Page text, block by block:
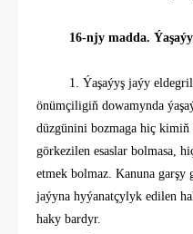
16-njy madda.
1. Ýaşaýyş jaýy
önümçiligiň dowamynda
düzgünini bozmaga hiç
görkezilen esaslar bolmasa,
etmek bolmaz. Kanuna garşy
jaýyna hyýanatçylyk edilen
haky bardyr.